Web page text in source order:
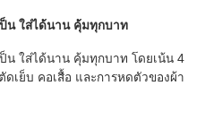
น ใส่ได้นาน คุ้มทุกบาท
น ใส่ได้นาน คุ้มทุกบาท โดยเน้น 4
เย็บ คอเสื้อ และการหดตัวของผ้า